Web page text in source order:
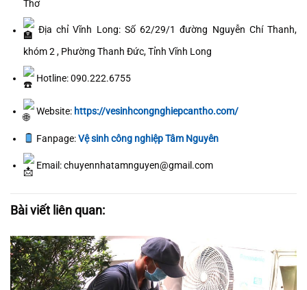
Thơ
Địa chỉ Vĩnh Long: Số 62/29/1 đường Nguyễn Chí Thanh,
khóm 2 , Phường Thanh Đức, Tỉnh Vĩnh Long
Hotline: 090.222.6755
Website: https://vesinhcongnghiepcantho.com/
Fanpage:Vệ sinh công nghiệp Tâm Nguyên
Email: chuyennhatamnguyen@gmail.com
Bài viết liên quan: